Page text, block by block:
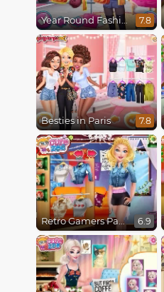
Year Round Fashionista Rapunzel 7.8
Besties in Paris 7.8
Retro Gamers Party 6.9